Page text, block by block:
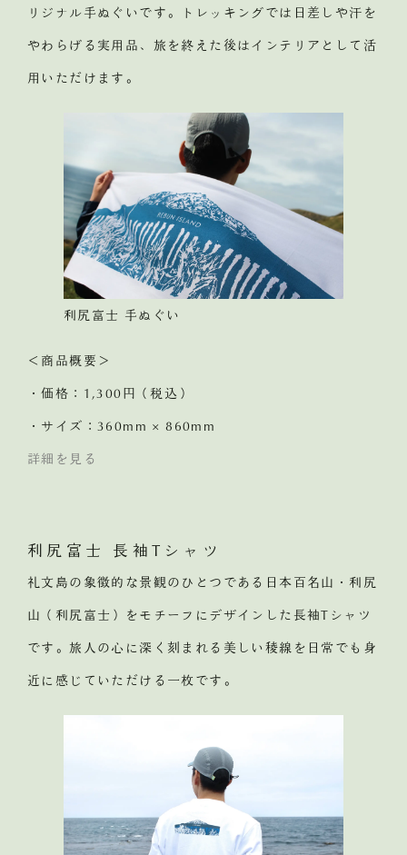
リジナル手ぬぐいです。トレッキングでは日差しや汗を
やわらげる実用品、旅を終えた後はインテリアとして活
用いただけます。
利尻富士 手ぬぐい
＜商品概要＞
・価格：1,300円（税込）
・サイズ：360mm × 860mm
詳細を見る
利尻富士 長袖Tシャツ
礼文島の象徴的な景観のひとつである日本百名山・利尻
山（利尻富士）をモチーフにデザインした長袖Tシャツ
です。旅人の心に深く刻まれる美しい稜線を日常でも身
近に感じていただける一枚です。